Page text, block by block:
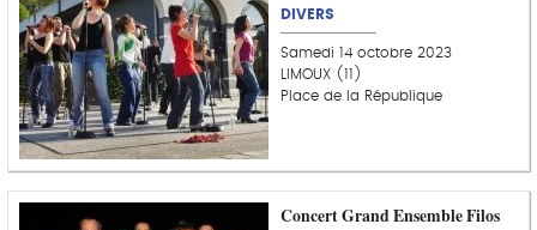
DIVERS
Samedi 14 octobre 2023
LIMOUX (11)
Place de la République
Concert Grand Ensemble Filos